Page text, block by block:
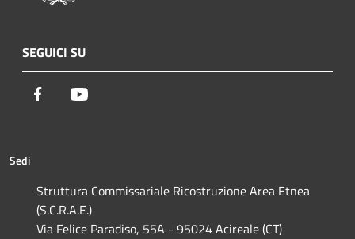
SEGUICI SU
Facebook
Sedi
Struttura Commissariale Ricostruzione Area Etnea
(S.C.R.A.E.)
Via Felice Paradiso, 55A - 95024 Acireale (CT)